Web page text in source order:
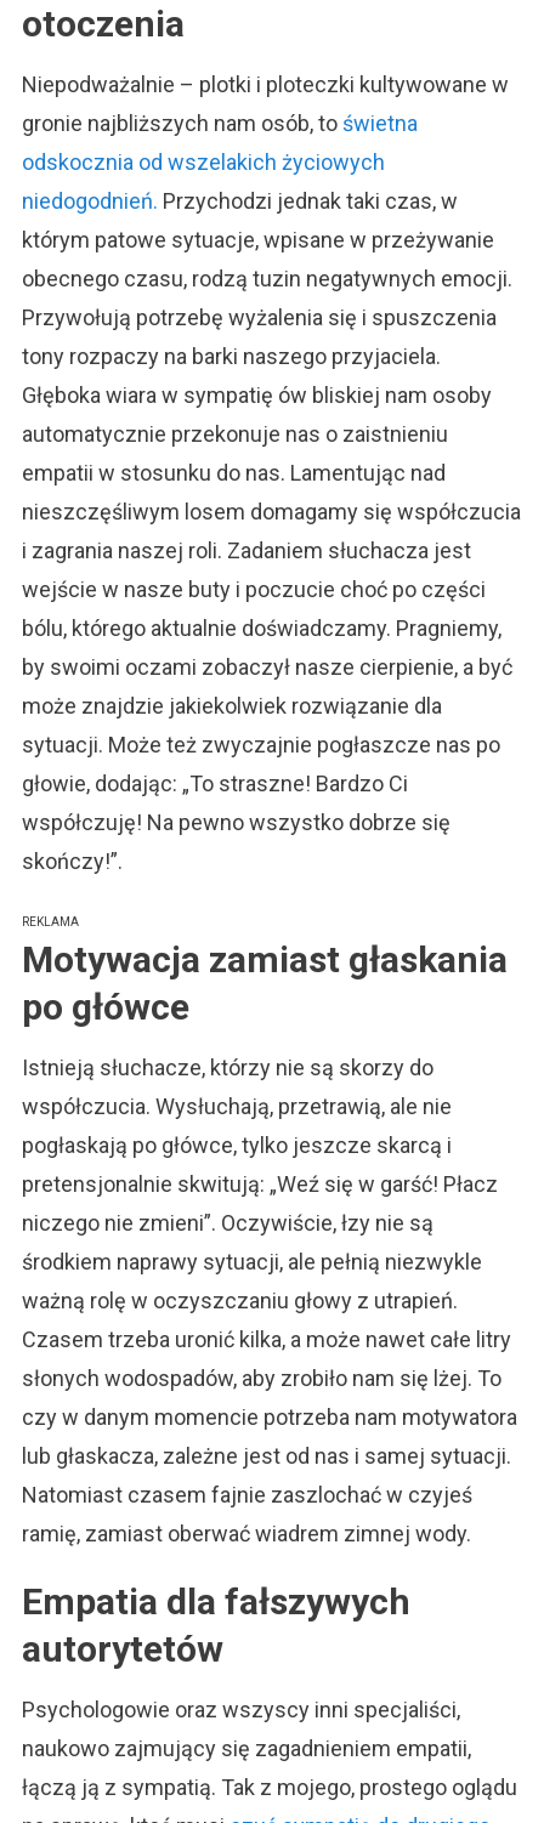
otoczenia
Niepodważalnie – plotki i ploteczki kultywowane w
gronie najbliższych nam osób, to świetna
odskocznia od wszelakich życiowych
niedogodnień. Przychodzi jednak taki czas, w
którym patowe sytuacje, wpisane w przeżywanie
obecnego czasu, rodzą tuzin negatywnych emocji.
Przywołują potrzebę wyżalenia się i spuszczenia
tony rozpaczy na barki naszego przyjaciela.
Głęboka wiara w sympatię ów bliskiej nam osoby
automatycznie przekonuje nas o zaistnieniu
empatii w stosunku do nas. Lamentując nad
nieszczęśliwym losem domagamy się współczucia
i zagrania naszej roli. Zadaniem słuchacza jest
wejście w nasze buty i poczucie choć po części
bólu, którego aktualnie doświadczamy. Pragniemy,
by swoimi oczami zobaczył nasze cierpienie, a być
może znajdzie jakiekolwiek rozwiązanie dla
sytuacji. Może też zwyczajnie pogłaszcze nas po
głowie, dodając: „To straszne! Bardzo Ci
współczuję! Na pewno wszystko dobrze się
skończy!”.
REKLAMA
Motywacja zamiast głaskania
po główce
Istnieją słuchacze, którzy nie są skorzy do
współczucia. Wysłuchają, przetrawią, ale nie
pogłaskają po główce, tylko jeszcze skarcą i
pretensjonalnie skwitują: „Weź się w garść! Płacz
niczego nie zmieni”. Oczywiście, łzy nie są
środkiem naprawy sytuacji, ale pełnią niezwykle
ważną rolę w oczyszczaniu głowy z utrapień.
Czasem trzeba uronić kilka, a może nawet całe litry
słonych wodospadów, aby zrobiło nam się lżej. To
czy w danym momencie potrzeba nam motywatora
lub głaskacza, zależne jest od nas i samej sytuacji.
Natomiast czasem fajnie zaszlochać w czyjeś
ramię, zamiast oberwać wiadrem zimnej wody.
Empatia dla fałszywych
autorytetów
Psychologowie oraz wszyscy inni specjaliści,
naukowo zajmujący się zagadnieniem empatii,
łączą ją z sympatią. Tak z mojego, prostego oglądu